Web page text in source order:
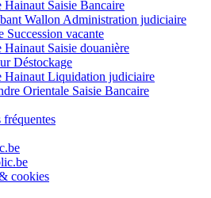
Hainaut Saisie Bancaire
Wallon Administration judiciaire
Succession vacante
Hainaut Saisie douanière
Déstockage
Hainaut Liquidation judiciaire
Orientale Saisie Bancaire
fréquentes
cookies